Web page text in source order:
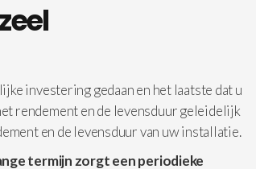
investering gedaan en het laatste dat u
rendement en de levensduur geleidelijk
en de levensduur van uw installatie.
termijn zorgt een periodieke